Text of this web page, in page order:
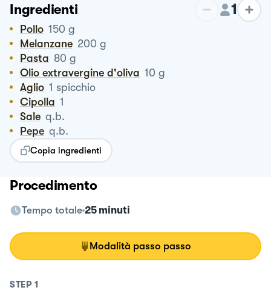
Ingredienti 1
Pollo 150 g
Melanzane 200 g
Pasta 80 g
Olio extravergine d'oliva 10 g
Aglio 1 spicchio
Cipolla 1
Sale q.b.
Pepe q.b.
Copia ingredienti
Procedimento
Tempo totale 25 minuti
Modalità passo passo
STEP 1